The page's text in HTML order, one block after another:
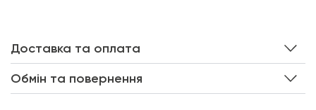
Доставка та оплата
Обмін та повернення